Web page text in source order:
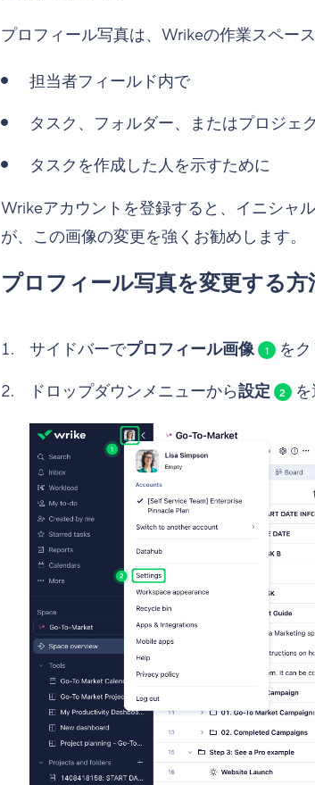
プロフィール写真は、Wrikeの作業スペー
担当者フィールド内で
タスク、フォルダー、またはプロジェ
タスクを作成した人を示すために
Wrikeアカウントを登録すると、イニシャ
が、この画像の変更を強くお勧めします。
プロフィール写真を変更する方
サイドバーでプロフィール画像 1 をク
ドロップダウンメニューから設定 2 を